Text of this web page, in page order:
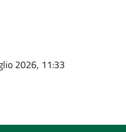
2026, 11:33